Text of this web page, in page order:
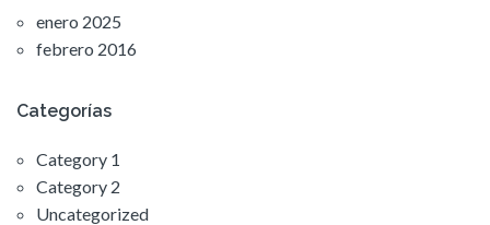
enero 2025
febrero 2016
Categorías
Category 1
Category 2
Uncategorized